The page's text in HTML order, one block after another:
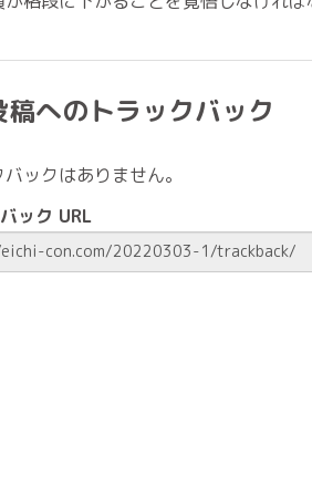
稿へのトラックバック
バックはありません。
ック URL